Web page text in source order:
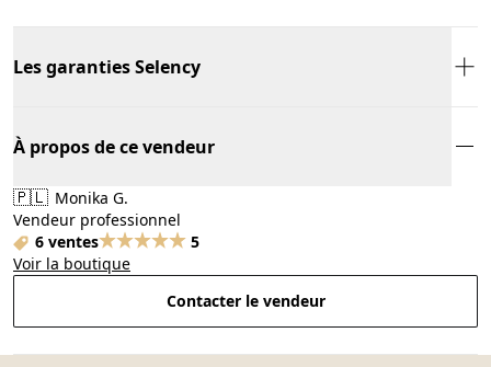
Les garanties Selency
À propos de ce vendeur
🇵🇱 Monika G.
Vendeur professionnel
6 ventes
5
Voir la boutique
Contacter le vendeur